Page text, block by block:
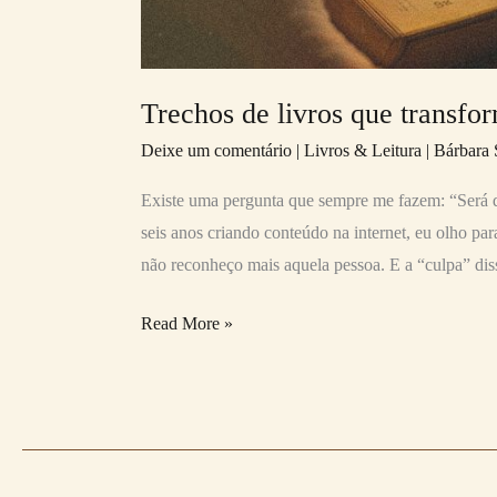
Trechos de livros que
Deixe um comentário | Livros & Leitura | Bárbara
Existe uma pergunta que sempre me fazem:
seis anos criando conteúdo na internet, eu olho
não reconheço mais aquela pessoa. E a “culpa”
Read More »